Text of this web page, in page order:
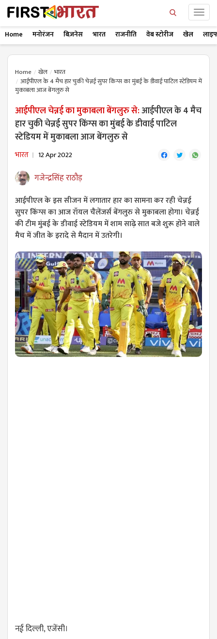
Home मनोरंजन बिज़नेस भारत राजनीति वेब स्टोरीज खेल
Home खेल
भारत
आईपीएल के 4 मैच हार चुकी चेन्नई सुपर किंग्स का मुंबई के डीवाई पाटिल स्टेडियम में
मुकाबला आज बेंगलुरु से
आईपीएल चेन्नई का मुकाबला बेंगलुरु से:आईपीएल के 4 मैच
हार चुकी चेन्नई सुपर किंग्स का मुंबई के डीवाई पाटिल
स्टेडियम में मुकाबला आज बेंगलुरु से
भारत 12 Apr 2022
गजेन्द्रसिंह राठौड़
आईपीएल के इस सीजन में लगातार हार का सामना कर रही चेन्नई
सुपर किंग्स का आज रॉयल चैलेंजर्स बेंगलुरु से मुकाबला होगा। चेन्नई
की टीम मुंबई के डीवाई स्टेडियम में शाम साढ़े सात बजे शुरू होने वाले
मैच में जीत के इरादे से मैदान में उतरेगी।
नई दिल्ली, एजेंसी।